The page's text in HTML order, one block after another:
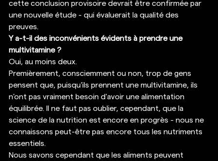
cette conclusion provisoire devrait être confirmée par
une nouvelle étude - qui évaluerait la qualité des
preuves.
Y a-t-il des inconvénients évidents à prendre une
multivitamine ?
Oui, au moins deux.
Premièrement, consciemment ou non, trop de gens
pensent que, puisqu'ils prennent une multivitamine, ils
n'ont pas vraiment besoin d'avoir une alimentation
équilibrée. Il ne faut pas oublier, cependant, que la
science de la nutrition est encore en progrès - nous ne
connaissons peut-être pas encore tous les nutriments
essentiels.
Nous savons cependant que les aliments peuvent